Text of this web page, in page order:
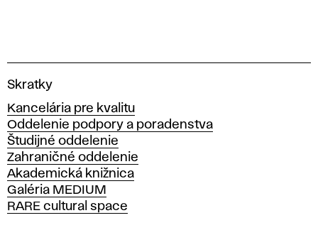
V
s
o
k
á
š
k
o
Skratky
Kancelária pre kvalitu
Oddelenie podpory a poradenstva
Študijné oddelenie
Zahraničné oddelenie
Akademická knižnica
Galéria MEDIUM
RARE cultural space